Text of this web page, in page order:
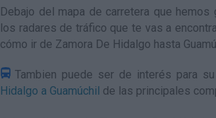
Debajo del mapa de carretera que
los radares de tráfico que te vas a
cómo ir de Zamora De Hidalgo hasta
Tambien puede ser de interés para
Hidalgo a Guamúchil de las principales